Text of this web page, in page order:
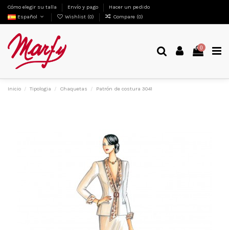
Cómo elegir su talla Envío y pago
Hacer un pedido
Español
Wishlist (0) Compare (0)
0
Inicio Tipologia Chaquetas Patrón de costura 3041